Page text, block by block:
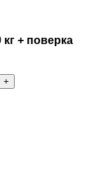
+ поверка